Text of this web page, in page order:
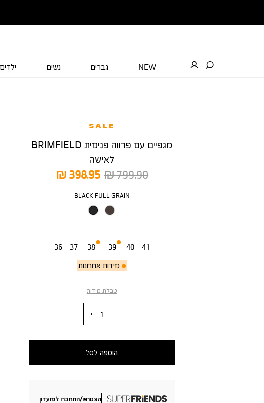
NEW גברים נשים ילדים
SALE
מגפיים עם פרווה פנימית BRIMFIELD
לאישה
מחיר
מוצר
398.95 ₪
מחיר
799.90 ₪
צבע
BLACK FULL GRAIN
36 37
38
מידות אחרונות
39 40 41
טבלת מידות
הוספה לסל
הצטרפו/התחברו למועדון